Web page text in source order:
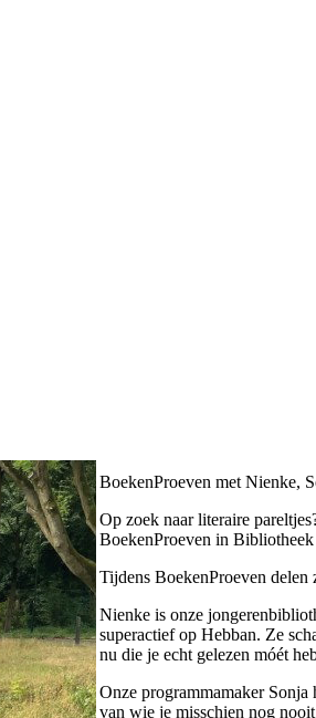
BoekenProeven met Nienke,
Op zoek naar literaire
BoekenProeven in
Tijdens BoekenProeven
Nienke is onze
superactief op Hebban. Ze
nu die je echt gelezen móét
Onze programmamaker Sonja
van wie je misschien nog